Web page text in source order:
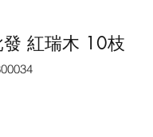
紅瑞木 10枝